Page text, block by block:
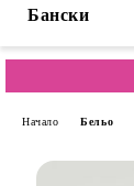
Бански
Начало Бельо